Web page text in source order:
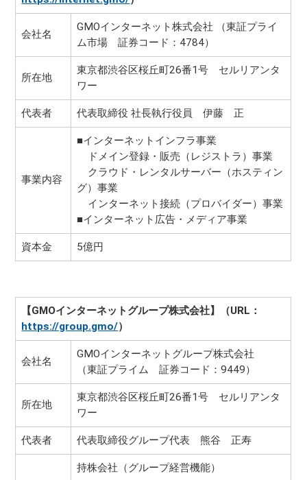
会社名
GMOインターネット株式会社 （東証プライ
ム市場 証券コード：4784）
所在地
東京都渋谷区桜丘町26番1号 セルリアンタ
ワー
代表者 代表取締役 社長執行役員 伊藤 正
事業内容
■インターネットインフラ事業
ドメイン登録・販売（レジストラ）事業
クラウド・レンタルサーバー（ホスティン
グ）事業
インターネット接続（プロバイダー）事業
■インターネット広告・メディア事業
資本金 5億円
【GMOインターネットグループ株式会社】（URL：
https://group.gmo/）
会社名
GMOインターネットグループ株式会社
（東証プライム 証券コード：9449）
所在地
東京都渋谷区桜丘町26番1号 セルリアンタ
ワー
代表者 代表取締役グループ代表 熊谷 正寿
持株会社（グループ経営機能）